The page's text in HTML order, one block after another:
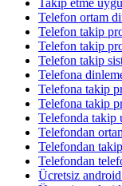
Takip etme
Telefon ortam
Telefon takip
Telefon takip
Telefon takip
Telefona
Telefona takip
Telefona takip
Telefonda takip
Telefondan
Telefondan
Telefondan
Ücretsiz android